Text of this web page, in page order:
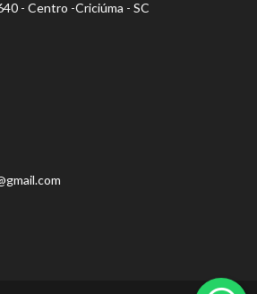
- Centro -Criciúma - SC